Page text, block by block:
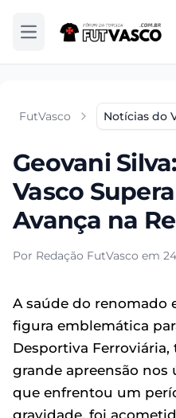
Abrir menu
FutVasco Notícias do
Geovani
Vasco
Avança na
Por Redação FutVasco em
A saúde do renomado
figura emblemática
Desportiva
grande apreensão
que enfrentou um
gravidade, foi